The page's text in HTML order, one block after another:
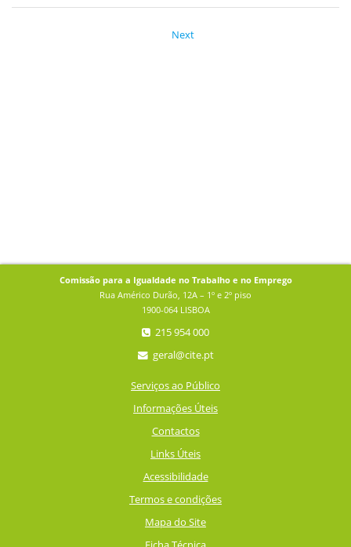
Next
Comissão para a Igualdade no Trabalho e no Emprego
Rua Américo Durão, 12A – 1º e 2º piso
1900-064 LISBOA
215 954 000
geral@cite.pt
Serviços ao Público
Informações Úteis
Contactos
Links Úteis
Acessibilidade
Termos e condições
Mapa do Site